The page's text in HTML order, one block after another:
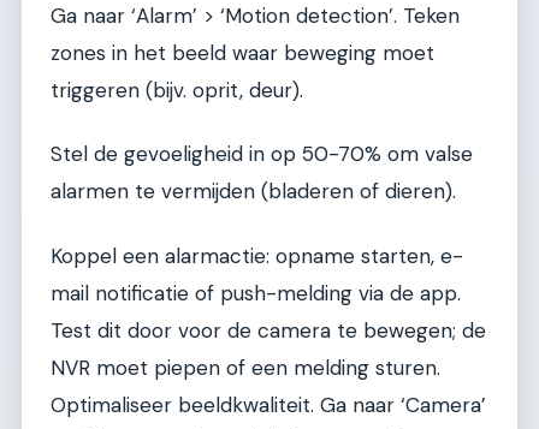
Ga naar ‘Alarm’ > ‘Motion detection’. Teken
zones in het beeld waar beweging moet
triggeren (bijv. oprit, deur).
Stel de gevoeligheid in op 50-70% om valse
alarmen te vermijden (bladeren of dieren).
Koppel een alarmactie: opname starten, e-
mail notificatie of push-melding via de app.
Test dit door voor de camera te bewegen; de
NVR moet piepen of een melding sturen.
Optimaliseer beeldkwaliteit. Ga naar ‘Camera’